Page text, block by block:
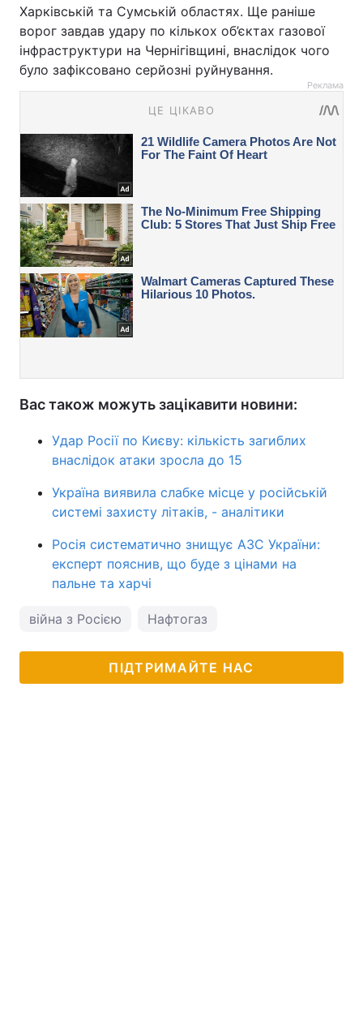
Харківській та Сумській областях. Ще раніше
ворог завдав удару по кількох об’єктах газової
інфраструктури на Чернігівщині, внаслідок чого
було зафіксовано серйозні руйнування.
Реклама
Вас також можуть зацікавити новини:
Удар Росії по Києву: кількість загиблих
внаслідок атаки зросла до 15
Україна виявила слабке місце у російській
системі захисту літаків, - аналітики
Росія систематично знищує АЗС України:
експерт пояснив, що буде з цінами на
пальне та харчі
війна з Росією Нафтогаз
ПІДТРИМАЙТЕ НАС